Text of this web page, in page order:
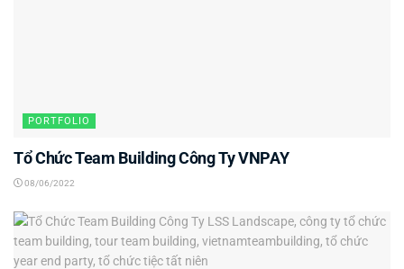
PORTFOLIO
Tổ Chức Team Building Công Ty VNPAY
08/06/2022